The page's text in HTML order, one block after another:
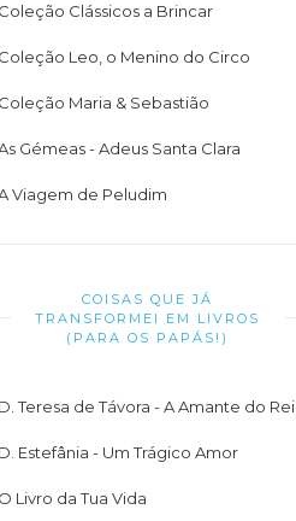
Coleção Clássicos a Brincar
Coleção Leo, o Menino do Circo
Coleção Maria & Sebastião
Gémeas - Adeus Santa Clara
Viagem de Peludim
COISAS QUE JÁ
TRANSFORMEI EM LIVROS
(PARA OS PAPÁS!)
D. Teresa de Távora - A Amante do Rei
D. Estefânia - Um Trágico Amor
O Livro da Tua Vida